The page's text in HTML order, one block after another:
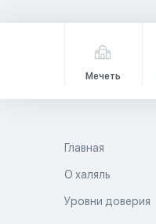
Мечеть
Главная
О халяль
Уровни доверия